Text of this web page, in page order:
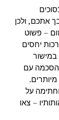
אתכם, ולכן
– פשוט
יחסים
במישור
הסכמה עם
על
– צאו